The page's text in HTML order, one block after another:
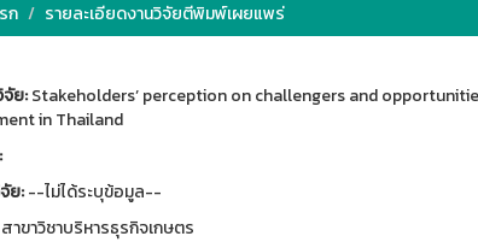
ก รายละเอียดงานวิจัยตีพิมพ์เผยแพร่
จัย:Stakeholders’ perception on challengers and
in Thailand
ย:--ไม่ได้ระบุข้อมูล--
สาขาวิชาบริหารธุรกิจเกษตร